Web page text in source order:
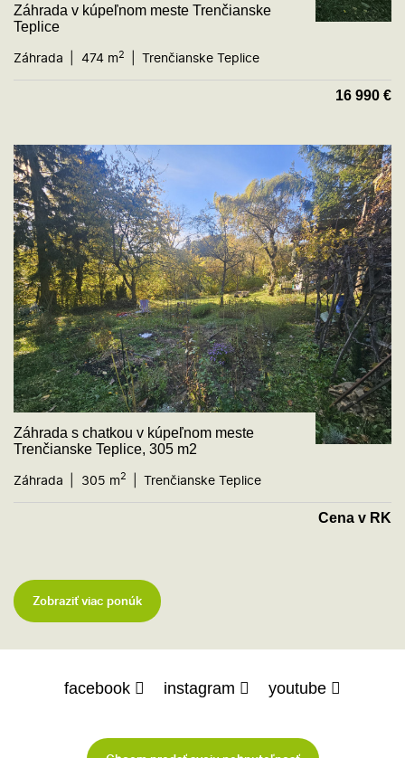
Záhrada v kúpeľnom meste Trenčianske
Teplice
Záhrada
474 m2 Trenčianske Teplice
16 990 €
Záhrada s chatkou v kúpeľnom meste
Trenčianske Teplice, 305 m2
Záhrada
305 m2 Trenčianske Teplice
Cena v RK
Zobraziť viac ponúk
facebook instagram youtube